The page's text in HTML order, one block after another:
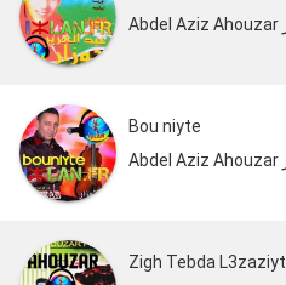
Bou niyte
Zigh Tebda L3zaziyt